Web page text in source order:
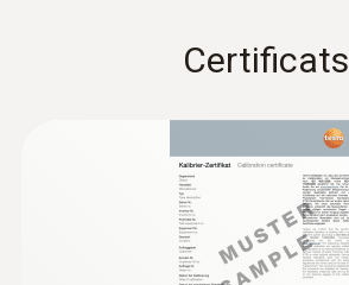
Certificats